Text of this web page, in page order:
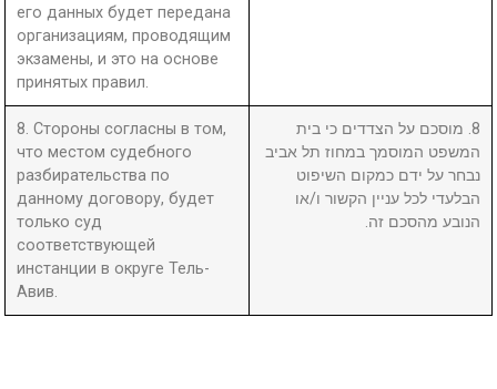
его данных будет передана
организациям, проводящим
экзамены, и это на основе
принятых правил.
8. Стороны согласны в том,
что местом судебного
разбирательства по
данному договору, будет
только суд
соответствующей
инстанции в округе Тель-
Авив.
8. מוסכם על הצדדים כי בית
המשפט המוסמך במחוז תל אביב
נבחר על ידם כמקום השיפוט
הבלעדי לכל עניין הקשור ו/או
הנובע מהסכם זה.